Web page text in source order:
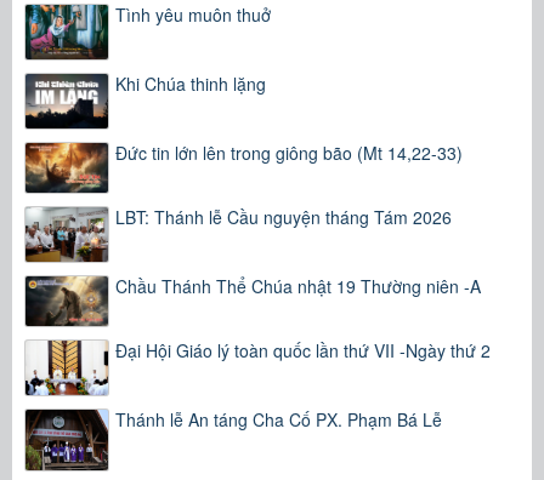
Tình yêu muôn thuở
Khi Chúa thinh lặng
Đức tin lớn lên trong giông bão (Mt 14,22-33)
LBT: Thánh lễ Cầu nguyện tháng Tám 2026
Chầu Thánh Thể Chúa nhật 19 Thường niên -A
Đại Hội Giáo lý toàn quốc lần thứ VII -Ngày thứ 2
Thánh lễ An táng Cha Cố PX. Phạm Bá Lễ